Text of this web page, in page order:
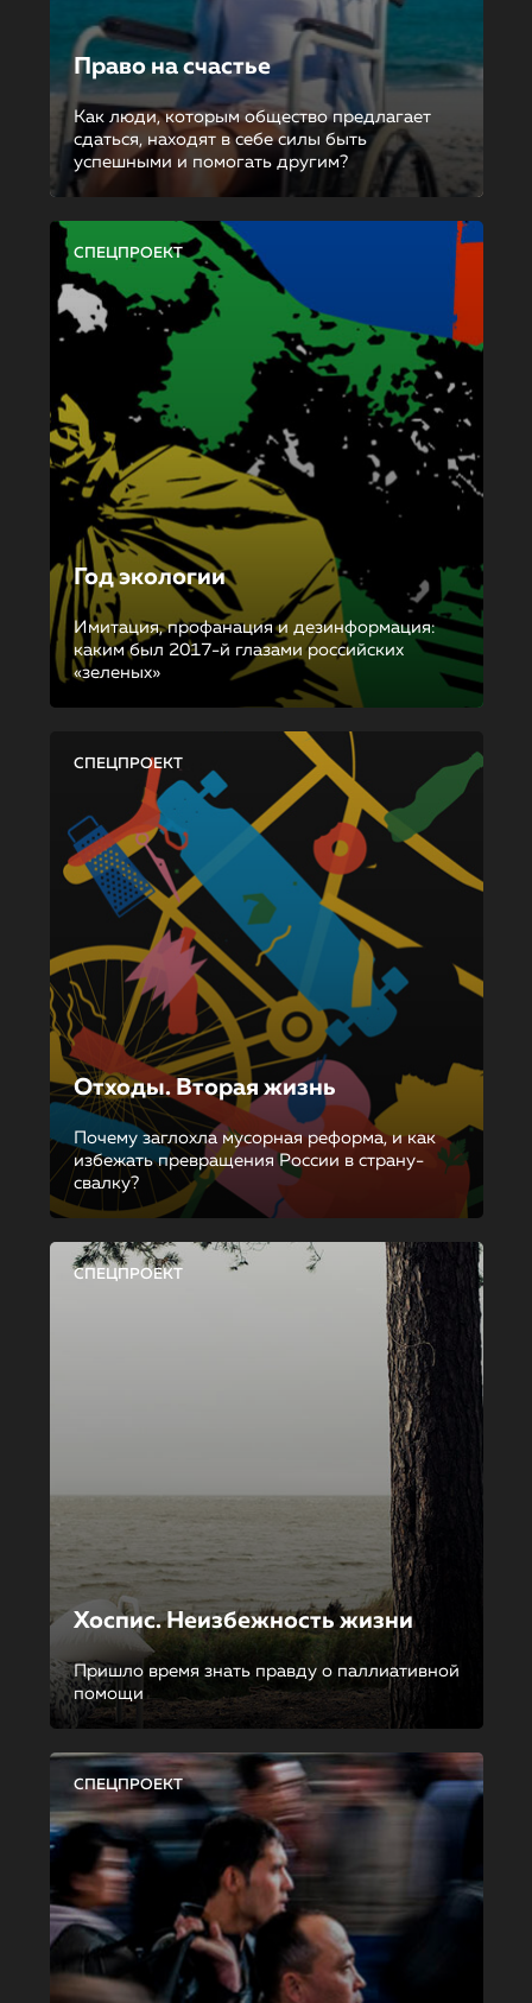
Право на счастье
Как люди, которым общество предлагает
сдаться, находят в себе силы быть
успешными и помогать другим?
СПЕЦПРОЕКТ
Год экологии
Имитация, профанация и дезинформация:
каким был 2017-й глазами российских
«зеленых»
СПЕЦПРОЕКТ
Отходы. Вторая жизнь
Почему заглохла мусорная реформа, и как
избежать превращения России в страну-
свалку?
СПЕЦПРОЕКТ
Хоспис. Неизбежность жизни
Пришло время знать правду о паллиативной
помощи
СПЕЦПРОЕКТ